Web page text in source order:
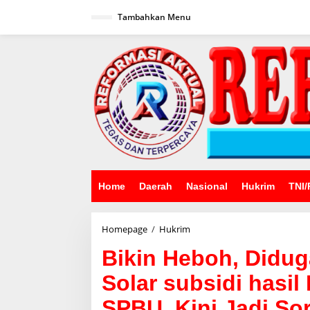
Tambahkan Menu
Home Daerah Nasional Hukrim TNI/
Homepage / Hukrim
Diduga
Gudang
Timbun
BBM
Solar
Bikin Heboh,
Solar subsidi hasil